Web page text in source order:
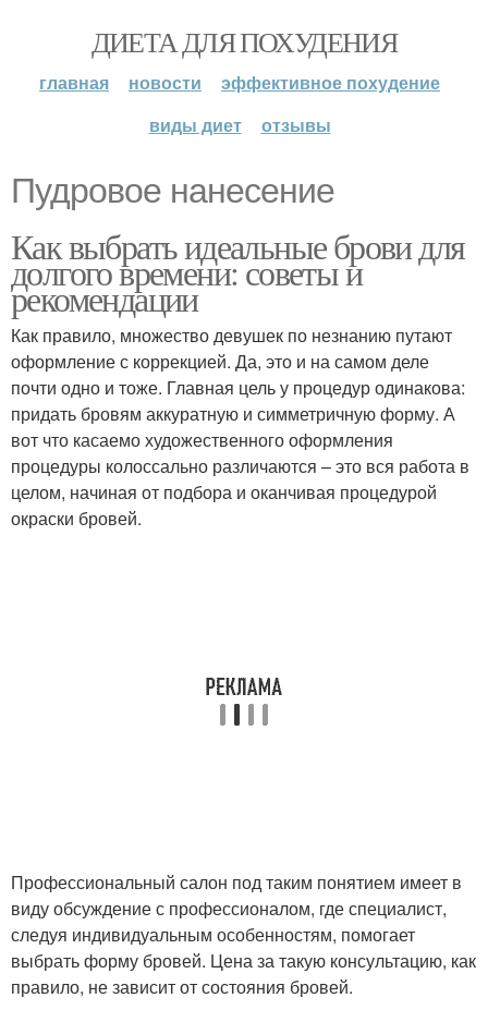
ДИЕТА ДЛЯ ПОХУДЕНИЯ
главная новости
эффективное похудение
виды диет
отзывы
Пудровое нанесение
Как выбрать идеальные брови для
долгого времени: советы и
рекомендации
Как правило, множество девушек по незнанию путают
оформление с коррекцией. Да, это и на самом деле
почти одно и тоже. Главная цель у процедур одинакова:
придать бровям аккуратную и симметричную форму. А
вот что касаемо художественного оформления
процедуры колоссально различаются – это вся работа в
целом, начиная от подбора и оканчивая процедурой
окраски бровей.
Профессиональный салон под таким понятием имеет в
виду обсуждение с профессионалом, где специалист,
следуя индивидуальным особенностям, помогает
выбрать форму бровей. Цена за такую консультацию, как
правило, не зависит от состояния бровей.